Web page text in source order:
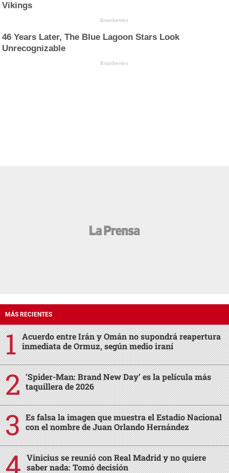
Vikings
Brainberries
46 Years Later, The Blue Lagoon Stars Look
Unrecognizable
Brainberries
MÁS RECIENTES
Acuerdo entre Irán y Omán no supondrá reapertura
inmediata de Ormuz, según medio iraní
‘Spider-Man: Brand New Day’ es la película más
taquillera de 2026
Es falsa la imagen que muestra el Estadio Nacional
con el nombre de Juan Orlando Hernández
Vinicius se reunió con Real Madrid y no quiere
saber nada: Tomó decisión